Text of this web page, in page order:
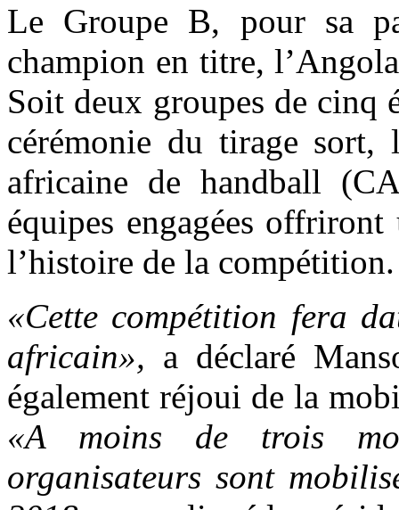
Le Groupe B, pour sa
champion en titre,
Soit deux groupes de cinq
cérémonie du tirage sort,
africaine de handball
équipes engagées offriront
l’histoire de la compétition.
«Cette compétition fera
africain», a déclaré
également réjoui de la
«A moins de trois
organisateurs sont